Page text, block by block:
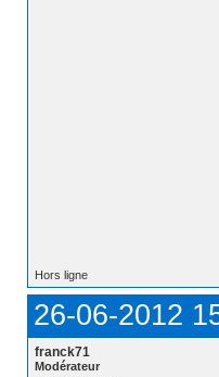
Hors ligne
26-06-2012
franck71
Modérateur